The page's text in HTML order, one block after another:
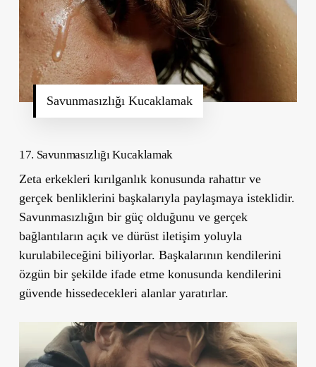
Savunmasızlığı Kucaklamak
17. Savunmasızlığı Kucaklamak
Zeta erkekleri kırılganlık konusunda rahattır ve
gerçek benliklerini başkalarıyla paylaşmaya isteklidir.
Savunmasızlığın bir güç olduğunu ve gerçek
bağlantıların açık ve dürüst iletişim yoluyla
kurulabileceğini biliyorlar. Başkalarının kendilerini
özgün bir şekilde ifade etme konusunda kendilerini
güvende hissedecekleri alanlar yaratırlar.